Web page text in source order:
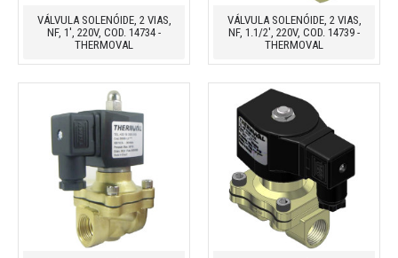
VÁLVULA SOLENÓIDE, 2 VIAS,
NF, 1', 220V, COD. 14734 -
THERMOVAL
VÁLVULA SOLENÓIDE, 2 VIAS,
NF, 1.1/2', 220V, COD. 14739 -
THERMOVAL